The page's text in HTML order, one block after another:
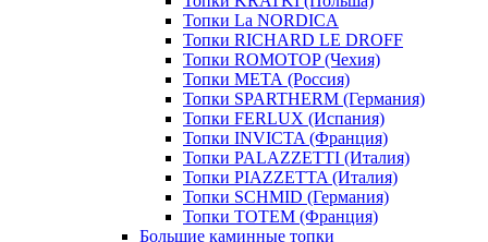
Топки La NORDICA
Топки RICHARD LE DROFF
Топки ROMOTOP (Чехия)
Топки МЕТА (Россия)
Топки SPARTHERM (Германия)
Топки FERLUX (Испания)
Топки INVICTA (Франция)
Топки PALAZZETTI (Италия)
Топки PIAZZETTA (Италия)
Топки SCHMID (Германия)
Топки TOTEM (Франция)
Большие каминные топки